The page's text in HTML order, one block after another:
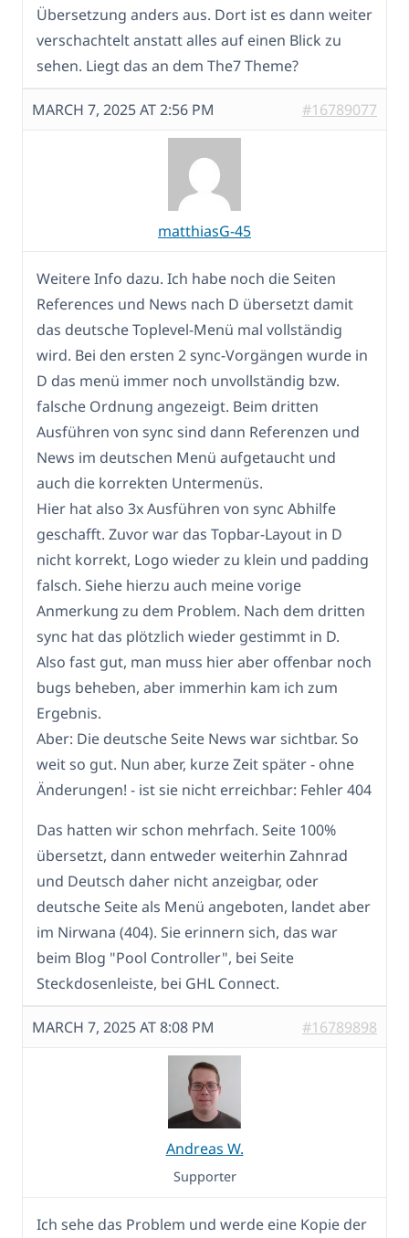
Übersetzung anders aus. Dort ist es dann weiter
verschachtelt anstatt alles auf einen Blick zu
sehen. Liegt das an dem The7 Theme?
MARCH 7, 2025 AT 2:56 PM #16789077
matthiasG-45
Weitere Info dazu. Ich habe noch die Seiten
References und News nach D übersetzt damit
das deutsche Toplevel-Menü mal vollständig
wird. Bei den ersten 2 sync-Vorgängen wurde in
D das menü immer noch unvollständig bzw.
falsche Ordnung angezeigt. Beim dritten
Ausführen von sync sind dann Referenzen und
News im deutschen Menü aufgetaucht und
auch die korrekten Untermenüs.
Hier hat also 3x Ausführen von sync Abhilfe
geschafft. Zuvor war das Topbar-Layout in D
nicht korrekt, Logo wieder zu klein und padding
falsch. Siehe hierzu auch meine vorige
Anmerkung zu dem Problem. Nach dem dritten
sync hat das plötzlich wieder gestimmt in D.
Also fast gut, man muss hier aber offenbar noch
bugs beheben, aber immerhin kam ich zum
Ergebnis.
Aber: Die deutsche Seite News war sichtbar. So
weit so gut. Nun aber, kurze Zeit später - ohne
Änderungen! - ist sie nicht erreichbar: Fehler 404
Das hatten wir schon mehrfach. Seite 100%
übersetzt, dann entweder weiterhin Zahnrad
und Deutsch daher nicht anzeigbar, oder
deutsche Seite als Menü angeboten, landet aber
im Nirwana (404). Sie erinnern sich, das war
beim Blog "Pool Controller", bei Seite
Steckdosenleiste, bei GHL Connect.
MARCH 7, 2025 AT 8:08 PM #16789898
Andreas W.
Supporter
Ich sehe das Problem und werde eine Kopie der